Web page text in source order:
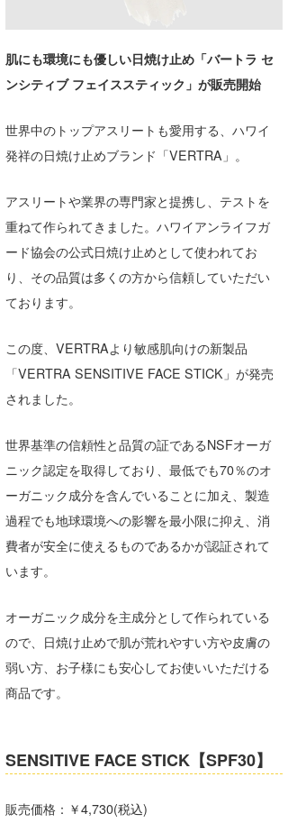
肌にも環境にも優しい日焼け止め「バートラ セ
ンシティブ フェイススティック」が販売開始
世界中のトップアスリートも愛用する、ハワイ
発祥の日焼け止めブランド「VERTRA」。
アスリートや業界の専門家と提携し、テストを
重ねて作られてきました。ハワイアンライフガ
ード協会の公式日焼け止めとして使われてお
り、その品質は多くの方から信頼していただい
ております。
この度、VERTRAより敏感肌向けの新製品
「VERTRA SENSITIVE FACE STICK」が発売
されました。
世界基準の信頼性と品質の証であるNSFオーガ
ニック認定を取得しており、最低でも70％のオ
ーガニック成分を含んでいることに加え、製造
過程でも地球環境への影響を最小限に抑え、消
費者が安全に使えるものであるかが認証されて
います。
オーガニック成分を主成分として作られている
ので、日焼け止めで肌が荒れやすい方や皮膚の
弱い方、お子様にも安心してお使いいただける
商品です。
SENSITIVE FACE STICK【SPF30】
販売価格：￥4,730(税込)
千葉南
大阪
四国
沖縄
VOTE!
Core Surf Japan
Yasunari Inoue
Yoshiyuki Obata
arukasvision
DELTA FORCE SURF
CBA Films
熊谷素子
Colors MAGAZINE
WAVAL
福島寿実子
中浦“JET”章
嵯峨明日香
進士剛光
田原啓江
植村未来
NOBUFUKU
喜納海人
波伝説スタッフ
☆加藤
+☆maki☆+
Aichan
chan-U
ECE
G◎Da
KID
波伝説